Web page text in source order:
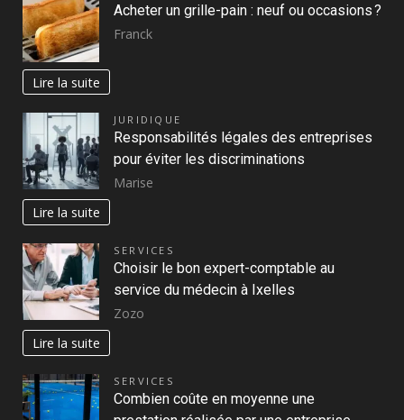
Acheter un grille-pain : neuf ou occasions ?
Franck
Lire la suite
JURIDIQUE
Responsabilités légales des entreprises
pour éviter les discriminations
Marise
Lire la suite
SERVICES
Choisir le bon expert-comptable au
service du médecin à Ixelles
Zozo
Lire la suite
SERVICES
Combien coûte en moyenne une